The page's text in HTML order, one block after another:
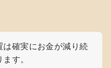
は確実にお金が減り続
す。